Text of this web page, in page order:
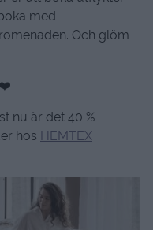
med
Och glöm
nu är det 40 %
hos HEMTEX